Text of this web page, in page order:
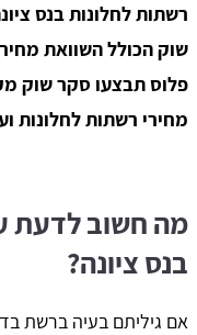
רשתות לחלונות בנס
שוק הכולל השוואת
מחירי רשתות לחלונות
מה חשוב לדעת
בנס ציונה?
אם גיליתם בעיה ברשת